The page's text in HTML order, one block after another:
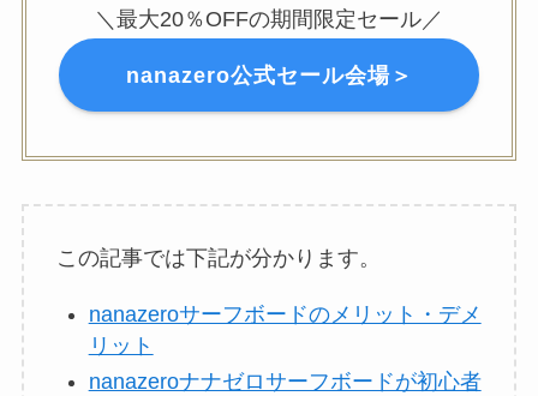
＼最大20％OFFの期間限定セール／
nanazero公式セール会場＞
この記事では下記が分かります。
nanazeroサーフボードのメリット・デメ
リット
nanazeroナナゼロサーフボードが初心者